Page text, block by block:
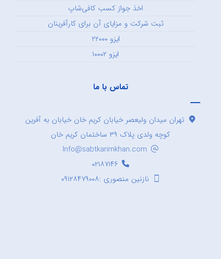
اخذ جواز کسب کافی‌شاپ
ثبت شرکت و مزایای آن برای کارآفرینان
ایزو ۲۲۰۰۰
ایزو ۱۰۰۰۲
تماس با ما
تهران میدان ولیعصر خیابان کریم خان خیابان به آفرین
کوچه ولدی پلاک ۳۹ ساختمان کریم خان
Info@sabtkarimkhan.com
۰۲۱۸۷۱۴۶
نازنین منصوری :۰۹۱۲۸۴۷۹۰۰۸